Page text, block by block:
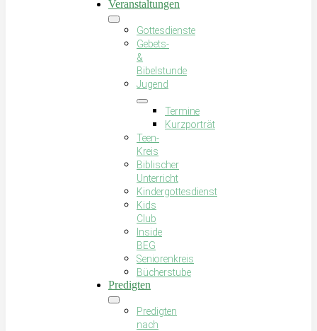
Veranstaltungen
Gottesdienste
Gebets-
&
Bibelstunde
Jugend
Termine
Kurzporträt
Teen-
Kreis
Biblischer
Unterricht
Kindergottesdienst
Kids
Club
Inside
BEG
Seniorenkreis
Bücherstube
Predigten
Predigten
nach